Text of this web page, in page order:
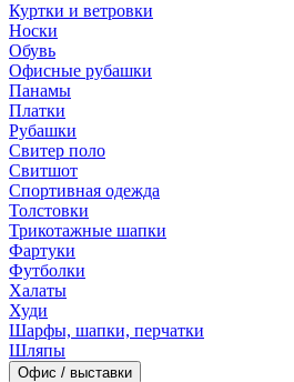
Куртки и ветровки
Носки
Обувь
Офисные рубашки
Панамы
Платки
Рубашки
Свитер поло
Свитшот
Спортивная одежда
Толстовки
Трикотажные шапки
Фартуки
Футболки
Халаты
Худи
Шарфы, шапки, перчатки
Шляпы
Офис / выставки